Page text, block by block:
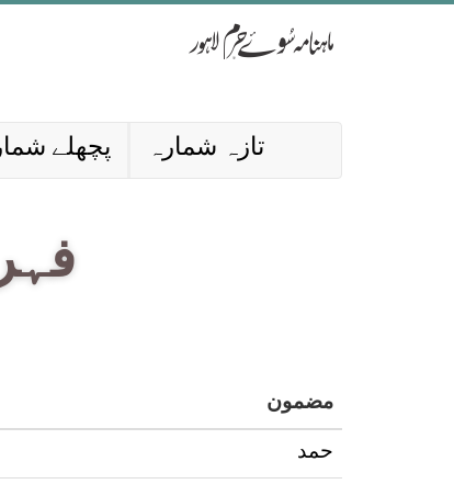
پچھلے تازہ شمارہ
مضمون
حمد